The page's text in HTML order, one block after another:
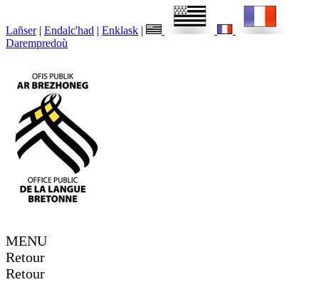
Lañser | Endalc'had | Enklask |
Darempredoù
MENU
Retour
Retour